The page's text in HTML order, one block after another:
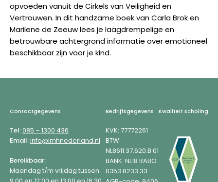
opvoeden vanuit de Cirkels van Veiligheid en
Vertrouwen. In dit handzame boek van Carla Brok en
Marilene de Zeeuw lees je laagdrempelige en
betrouwbare achtergrond informatie over emotioneel
beschikbaar zijn voor je kind.
Footer
Contactgegevens
Tel:085 – 1300 436
Email:info@imhnederland.nl
Bereikbaar:
Maandag t/m vrijdag tussen
Bedrijfsgegevens
KVK: 77772261
BTW:
NL8611.37.620.B.01
BANK: NL18 RABO
0353 8233 33
Kwaliteit scholing